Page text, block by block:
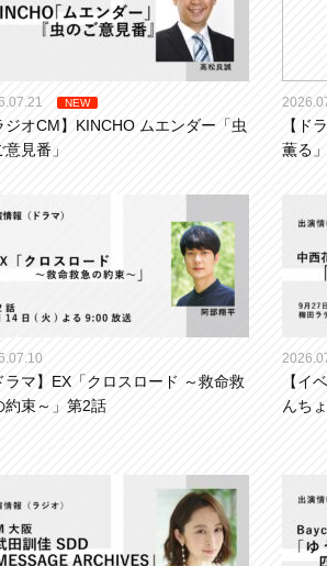
NEW
ジオCM】KINCHO ムエンダー「虫
見番」
【ド
薫る」
ラマ】EX「クロスロード ～救命救
約束～」第2話
【イ
んち